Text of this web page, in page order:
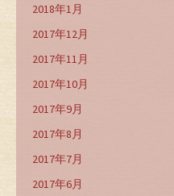
2018年1月
2017年12月
2017年11月
2017年10月
2017年9月
2017年8月
2017年7月
2017年6月